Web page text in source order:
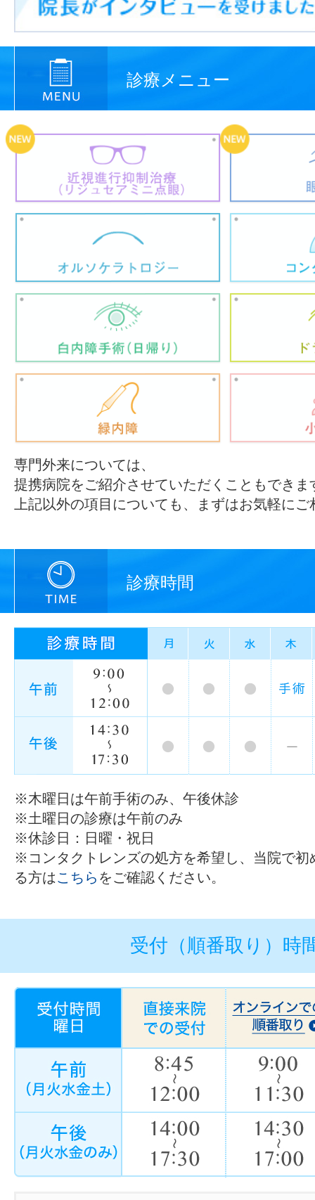
診療メニュー
専門外来については、
提携病院をご紹介させていただくこともできま
上記以外の項目についても、まずはお気軽に
診療時間
※木曜日は午前手術のみ、午後休診
※土曜日の診療は午前のみ
※休診日：日曜・祝日
※コンタクトレンズの処方を希望し、当院で初
る方はこちら をご確認ください。
受付（順番取り）時